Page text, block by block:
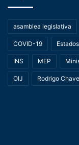
asamblea legislativa
COVID-19
INS MEP
OIJ Rodrigo